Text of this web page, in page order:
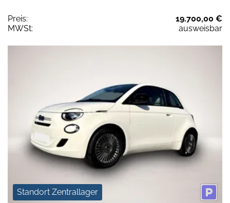
Preis:
19.700,00 €
MWSt:
ausweisbar
Standort Zentrallager